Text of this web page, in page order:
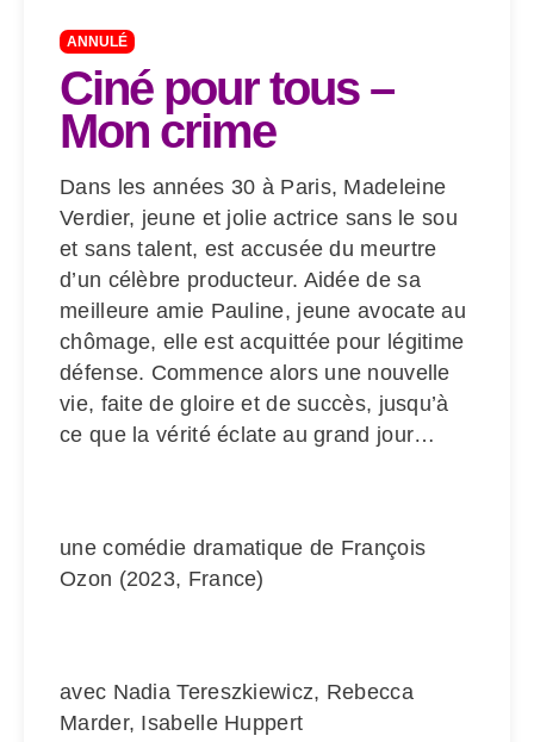
ANNULÉ
Ciné pour tous –
Mon crime
Dans les années 30 à Paris, Madeleine
Verdier, jeune et jolie actrice sans le sou
et sans talent, est accusée du meurtre
d’un célèbre producteur. Aidée de sa
meilleure amie Pauline, jeune avocate au
chômage, elle est acquittée pour légitime
défense. Commence alors une nouvelle
vie, faite de gloire et de succès, jusqu’à
ce que la vérité éclate au grand jour…
une comédie dramatique de François
Ozon (2023, France)
avec Nadia Tereszkiewicz, Rebecca
Marder, Isabelle Huppert